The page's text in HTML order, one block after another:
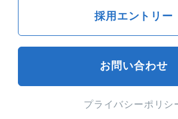
採用エントリー
お問い合わせ
プライバシーポリシ